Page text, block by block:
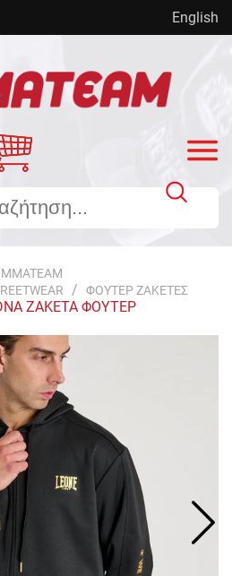
English
MMATEAM
ΦΟΥΤΕΡ ΖΑΚΕΤΕΣ
ΖΑΚΕΤΑ ΦΟΥΤΕΡ